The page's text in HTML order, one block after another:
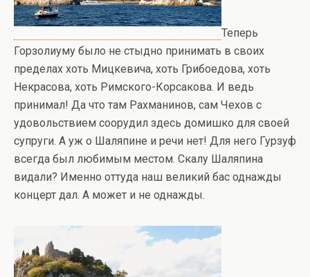
Теперь
Горзолиуму было не стыдно принимать в своих
пределах хоть Мицкевича, хоть Грибоедова, хоть
Некрасова, хоть Римского-Корсакова. И ведь
принимал! Да что там Рахманинов, сам Чехов с
удовольствием соорудил здесь домишко для своей
супруги. А уж о Шаляпине и речи нет! Для него Гурзуф
всегда был любимым местом. Скалу Шаляпина
видали? Именно оттуда наш великий бас однажды
концерт дал. А может и не однажды.